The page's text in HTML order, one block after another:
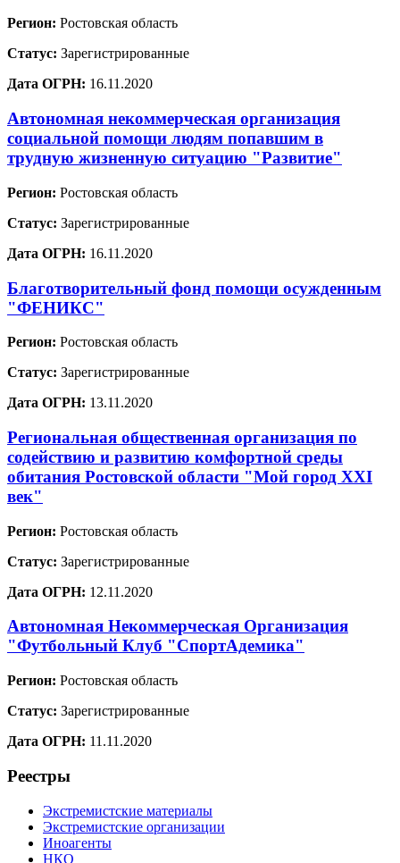
Регион: Ростовская область
Статус: Зарегистрированные
Дата ОГРН: 16.11.2020
Автономная некоммерческая организация
социальной помощи людям попавшим в
трудную жизненную ситуацию "Развитие"
Регион: Ростовская область
Статус: Зарегистрированные
Дата ОГРН: 16.11.2020
Благотворительный фонд помощи осужденным
"ФЕНИКС"
Регион: Ростовская область
Статус: Зарегистрированные
Дата ОГРН: 13.11.2020
Региональная общественная организация по
содействию и развитию комфортной среды
обитания Ростовской области "Мой город XXI
век"
Регион: Ростовская область
Статус: Зарегистрированные
Дата ОГРН: 12.11.2020
Автономная Некоммерческая Организация
"Футбольный Клуб "СпортАдемика"
Регион: Ростовская область
Статус: Зарегистрированные
Дата ОГРН: 11.11.2020
Реестры
Экстремистские материалы
Экстремистские организации
Иноагенты
НКО